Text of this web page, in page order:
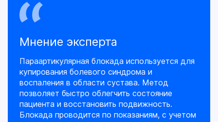
Мнение эксперта
Параартикулярная блокада используется для
купирования болевого синдрома и
воспаления в области сустава. Метод
позволяет быстро облегчить состояние
пациента и восстановить подвижность.
Блокада проводится по показаниям, с учетом